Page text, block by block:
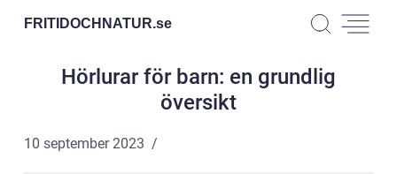
FRITIDOCHNATUR.se
Hörlurar för barn: en grundlig
översikt
10 september 2023